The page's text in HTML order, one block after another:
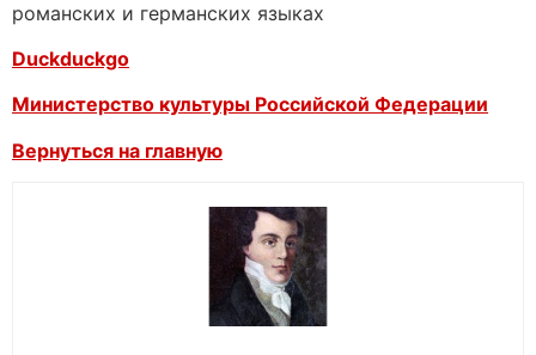
романских и германских языках
Duckduckgo
Министерство культуры Российской Федерации
Вернуться на главную